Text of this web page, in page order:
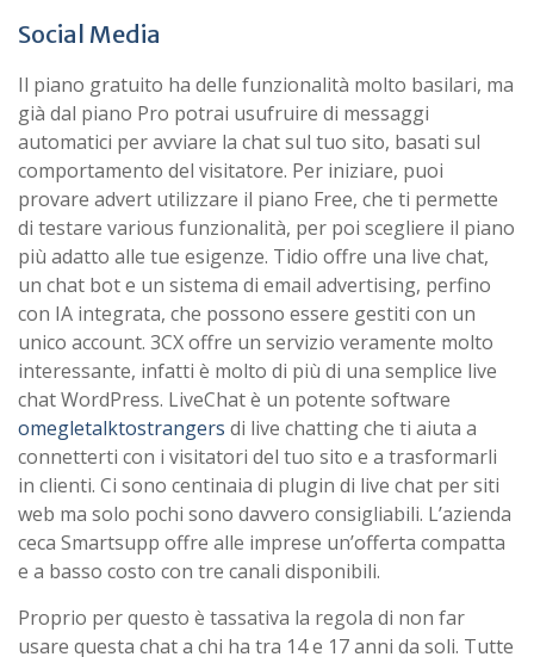
Social Media
Il piano gratuito ha delle funzionalità molto basilari, ma
già dal piano Pro potrai usufruire di messaggi
automatici per avviare la chat sul tuo sito, basati sul
comportamento del visitatore. Per iniziare, puoi
provare advert utilizzare il piano Free, che ti permette
di testare various funzionalità, per poi scegliere il piano
più adatto alle tue esigenze. Tidio offre una live chat,
un chat bot e un sistema di email advertising, perfino
con IA integrata, che possono essere gestiti con un
unico account. 3CX offre un servizio veramente molto
interessante, infatti è molto di più di una semplice live
chat WordPress. LiveChat è un potente software
omegletalktostrangers di live chatting che ti aiuta a
connetterti con i visitatori del tuo sito e a trasformarli
in clienti. Ci sono centinaia di plugin di live chat per siti
web ma solo pochi sono davvero consigliabili. L’azienda
ceca Smartsupp offre alle imprese un’offerta compatta
e a basso costo con tre canali disponibili.
Proprio per questo è tassativa la regola di non far
usare questa chat a chi ha tra 14 e 17 anni da soli. Tutte